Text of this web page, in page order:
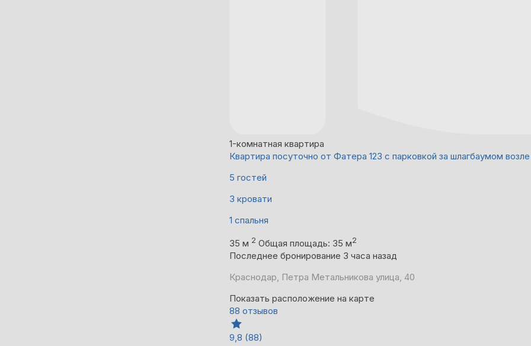
1-комнатная квартира
Квартира посуточно от Фатера 123 с парковкой за шлагбаумом
5 гостей
3 кровати
1 спальня
35 м 2 Общая площадь: 35 м2
Последнее бронирование 3 часа назад
Краснодар, Петра Метальникова улица, 40
Показать расположение на карте
88 отзывов
9,8 (88)